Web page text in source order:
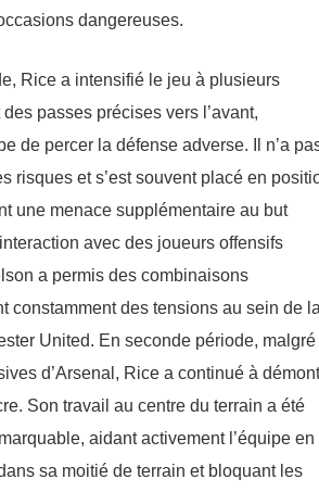
dangereuses.
Rice a intensifié le jeu à plusieurs
passes précises vers l’avant,
de percer la défense adverse. Il n’a
risques et s’est souvent placé en
une menace supplémentaire au but
avec des joueurs offensifs
a permis des combinaisons
constamment des tensions au sein de
United. En seconde période, malgré
d’Arsenal, Rice a continué à
Son travail au centre du terrain a été
aidant activement l’équipe en
sa moitié de terrain et bloquant les